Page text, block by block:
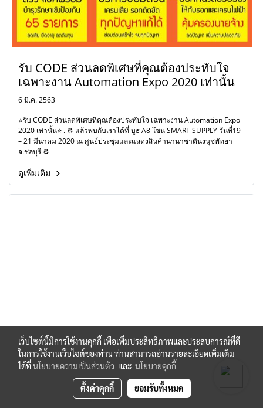
รับ CODE ส่วนลดพิเศษที่คุณต้องประทับใจ
เฉพาะงาน Automation Expo 2020 เท่านั้น
6 มี.ค. 2563
⭐รับ CODE ส่วนลดพิเศษที่คุณต้องประทับใจ เฉพาะงาน Automation Expo
2020 เท่านั้น⭐ . ⚙ แล้วพบกับเราได้ที่ บูธ A8 โซน SMART SUPPLY วันที่19
– 21 มีนาคม 2020 ณ ศูนย์ประชุมและแสดงสินค้านานาชาตินงนุชพัทยา
จ.ชลบุรี ⚙
ดูเพิ่มเติม
เว็บไซต์นี้มีการใช้งานคุกกี้ เพื่อเพิ่มประสิทธิภาพและประสบการณ์ที่ดี
ในการใช้งานเว็บไซต์ของท่าน ท่านสามารถอ่านรายละเอียดเพิ่มเติม
ได้ที่นโยบายความเป็นส่วนตัว และ นโยบายคุกกี้
ตั้งค่าคุกกี้ ยอมรับทั้งหมด